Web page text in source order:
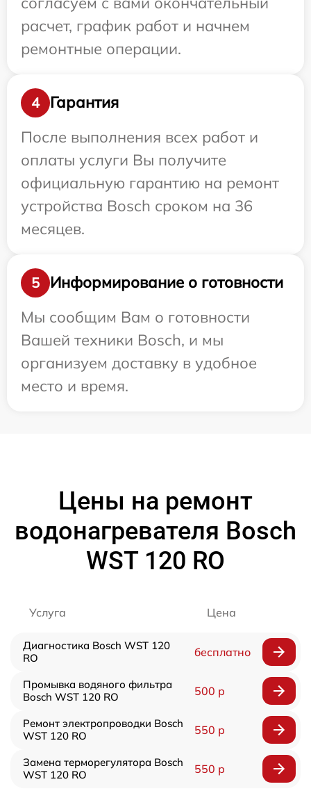
расчет, график работ и начнем
ремонтные операции.
4
Гарантия
После выполнения всех работ и
оплаты услуги Вы получите
официальную гарантию на ремонт
устройства Bosch сроком на 36
месяцев.
5
Информирование о готовности
Мы сообщим Вам о готовности
Вашей техники Bosch, и мы
организуем доставку в удобное
место и время.
Цены на ремонт
водонагревателя Bosch
WST 120 RO
Услуга Цена
Диагностика Bosch WST 120
RO
бесплатно
Промывка водяного фильтра
Bosch WST 120 RO
500 р
Ремонт электропроводки Bosch
WST 120 RO
550 р
Замена терморегулятора Bosch
WST 120 RO
550 р